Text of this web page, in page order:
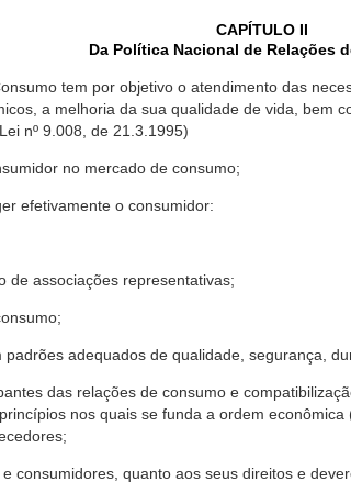
CAPÍTULO II
Da Política Nacional de Relações
tem por objetivo o atendimento das
a melhoria da sua qualidade de vida, bem
9.008, de 21.3.1995)
no mercado de consumo;
efetivamente o consumidor:
associações representativas;
adequados de qualidade, segurança,
das relações de consumo e
nos quais se funda a ordem
consumidores, quanto aos seus direitos e